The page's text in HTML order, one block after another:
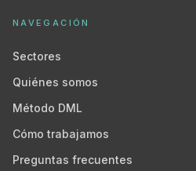
NAVEGACIÓN
Sectores
Quiénes somos
Método DML
Cómo trabajamos
Preguntas frecuentes